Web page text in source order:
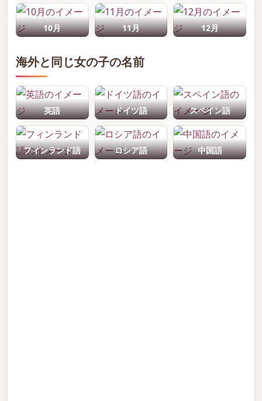
10月 11月 12月
海外と同じ女の子の名前
英語 ドイツ語 スペイン語
フィンランド語 ロシア語 中国語